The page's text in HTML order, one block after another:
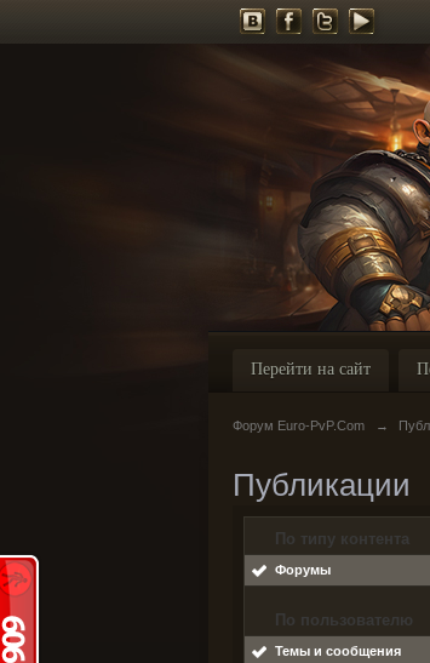
Перейти на сайт
Форум Euro-PvP.Com →
Публикации
По типу контента
Форумы
По пользователю
Темы и сообщения